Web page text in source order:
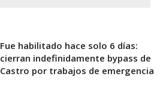
Fue habilitado hace solo 6 días:
cierran indefinidamente bypass de
Castro por trabajos de emergencia